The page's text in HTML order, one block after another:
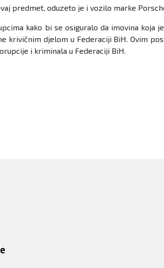
predmet, oduzeto je i vozilo marke
kako bi se osiguralo da imovina
krivičnim djelom u Federaciji BiH. Ovim
i kriminala u Federaciji BiH.